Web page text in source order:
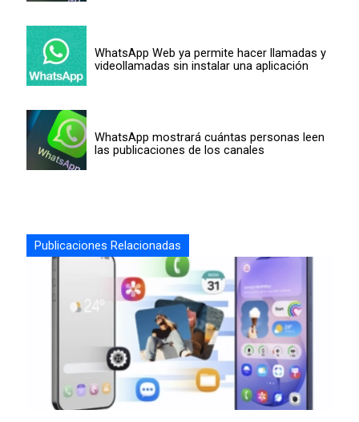
WhatsApp Web ya permite hacer llamadas y
videollamadas sin instalar una aplicación
WhatsApp mostrará cuántas personas leen
las publicaciones de los canales
Publicaciones Relacionadas